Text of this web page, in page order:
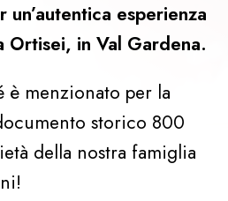
esperienza
Ortisei, in Val Gardena.
è menzionato per la
storico 800
della nostra famiglia